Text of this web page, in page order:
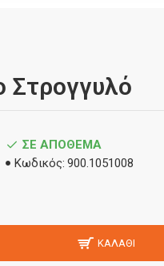
Στρογγυλό
ΣΕ ΑΠΌΘΕΜΑ
Κωδικός: 900.1051008
ΚΑΛΆΘΙ